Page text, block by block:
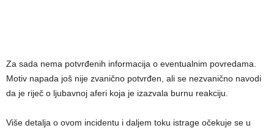
Za sada nema potvrđenih informacija o eventualnim povredama.
Motiv napada još nije zvanično potvrđen, ali se nezvanično navodi
da je riječ o ljubavnoj aferi koja je izazvala burnu reakciju.
Više detalja o ovom incidentu i daljem toku istrage očekuje se u